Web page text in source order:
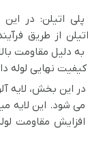
اتیلن: در این
از طریق
دلیل مقاومت بالا
نهایی لوله
در این بخش، لایه
می شود. این لایه
مقاومت